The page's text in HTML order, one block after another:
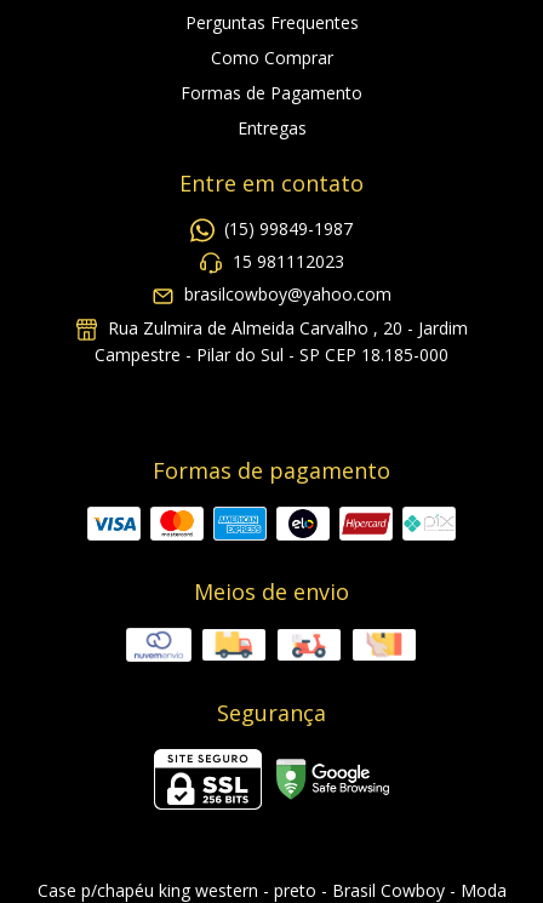
Perguntas Frequentes
Como Comprar
Formas de Pagamento
Entregas
Entre em contato
(15) 99849-1987
15 981112023
brasilcowboy@yahoo.com
Rua Zulmira de Almeida Carvalho , 20 - Jardim
Campestre - Pilar do Sul - SP CEP 18.185-000
Formas de pagamento
Meios de envio
Segurança
Case p/chapéu king western - preto - Brasil Cowboy - Moda